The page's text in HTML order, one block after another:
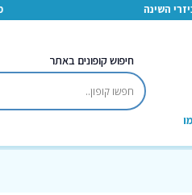
השינה
חיפוש קופונים באתר